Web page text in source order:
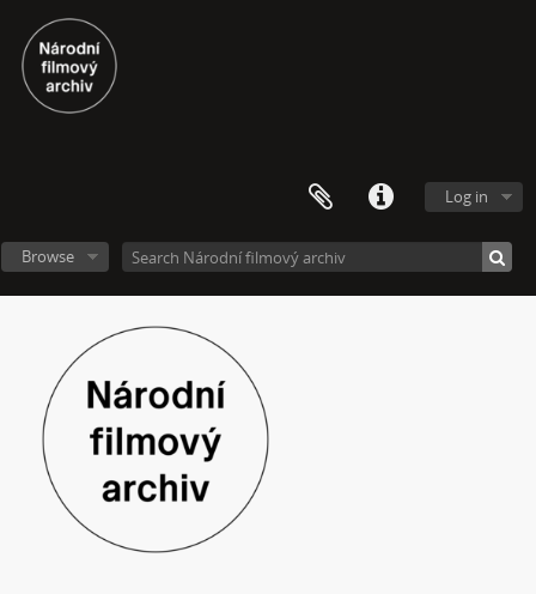
Log in
Browse
[Subseries] Air – Znělka
[Subseries] Pohádka pro šílence
[Subseries] Chewing Gum
[File] Dokumentace
[File] Instalace
[Item] Archivní master instalační verze – kanál 01
[Item] Archivní master instalační verze – kanál 02
[Item] Archivní master instalační verze – kanál 03
[Item] Archivní master instalační verze – kanál 04
[Item] Archivní master instalační verze – kanál 05
[Item] Archivní master dokumentačního videozáznamu